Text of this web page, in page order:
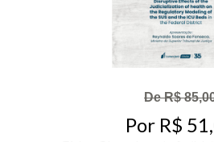
De R$
Por R$